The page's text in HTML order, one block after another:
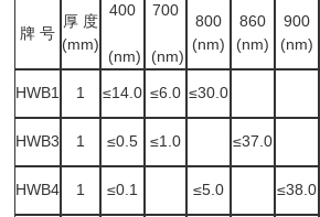
牌 号
厚 度
(mm)
400
(nm)
700
(nm)
800
(nm)
860
(nm)
900
(nm)
HWB1 1 ≤14.0 ≤6.0 ≤30.0
HWB3 1 ≤0.5 ≤1.0 ≤37.0
HWB4 1 ≤0.1 ≤5.0 ≤38.0